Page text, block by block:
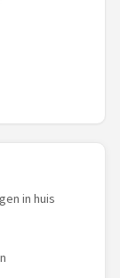
in huis